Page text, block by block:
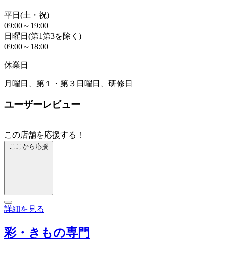
平日(土・祝)
09:00～19:00
日曜日(第1第3を除く)
09:00～18:00
休業日
月曜日、第１・第３日曜日、研修日
ユーザーレビュー
この店舗を応援する！
ここから応援
詳細を見る
彩・きもの専門